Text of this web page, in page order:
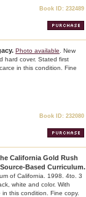
Book ID: 232489
Photo available . New
hard cover. Stated first
in this condition. Fine
Book ID: 232080
California Gold Rush
Based Curriculum.
of California. 1998. 4to. 3
white and color. With
this condition. Fine copy.